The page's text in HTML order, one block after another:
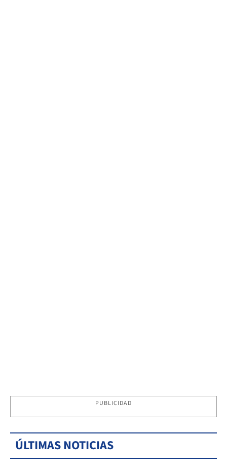
PUBLICIDAD
ÚLTIMAS NOTICIAS